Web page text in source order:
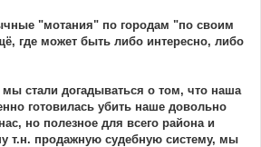
"мотания" по городам "по своим
где может быть либо интересно, либо
мы стали догадываться о том, что наша
готовилась убить наше довольно
но полезное для всего района и
т.н. продажную судебную систему, мы